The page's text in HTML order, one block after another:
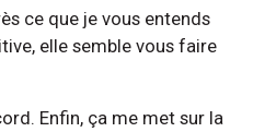
ce que je vous entends
elle semble vous faire
Enfin, ça me met sur la